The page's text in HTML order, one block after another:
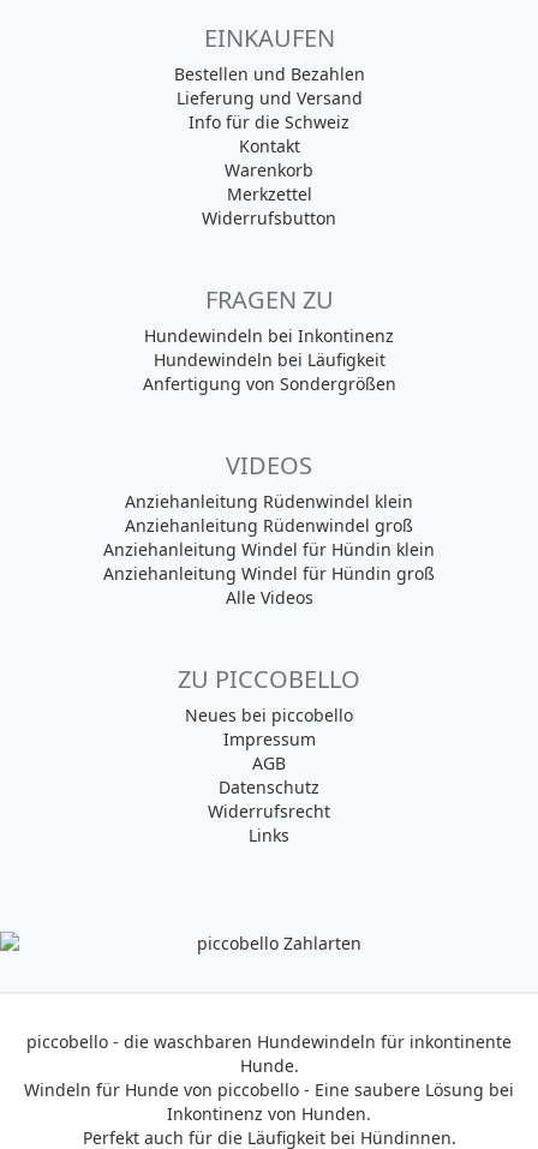
EINKAUFEN
Bestellen und Bezahlen
Lieferung und Versand
Info für die Schweiz
Kontakt
Warenkorb
Merkzettel
Widerrufsbutton
FRAGEN ZU
Hundewindeln bei Inkontinenz
Hundewindeln bei Läufigkeit
Anfertigung von Sondergrößen
VIDEOS
Anziehanleitung Rüdenwindel klein
Anziehanleitung Rüdenwindel groß
Anziehanleitung Windel für Hündin klein
Anziehanleitung Windel für Hündin groß
Alle Videos
ZU PICCOBELLO
Neues bei piccobello
Impressum
AGB
Datenschutz
Widerrufsrecht
Links
piccobello - die waschbaren Hundewindeln für inkontinente
Hunde.
Windeln für Hunde von piccobello - Eine saubere Lösung bei
Inkontinenz von Hunden.
Perfekt auch für die Läufigkeit bei Hündinnen.